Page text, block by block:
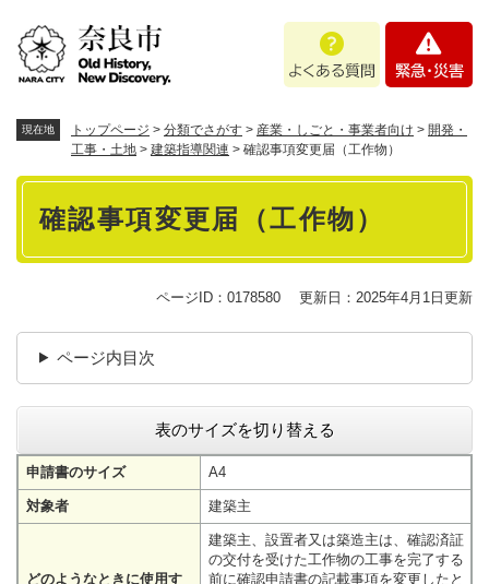
あ
問
・
現在地 トップページ > 分類でさがす > 産業・しごと・事業者向け > 開発・
工事・土地 > 建築指導関連 > 確認事項変更届（工作物）
本
確認事項変更届（工作物）
ページID：0178580 更新日：2025年4月1日更新
ページ内目次
表のサイズを切り替える
申請書のサイズ A4
対象者 建築主
どのようなときに使用す
建築主、設置者又は築造主は、確認済証
の交付を受けた工作物の工事を完了する
前に確認申請書の記載事項を変更したと